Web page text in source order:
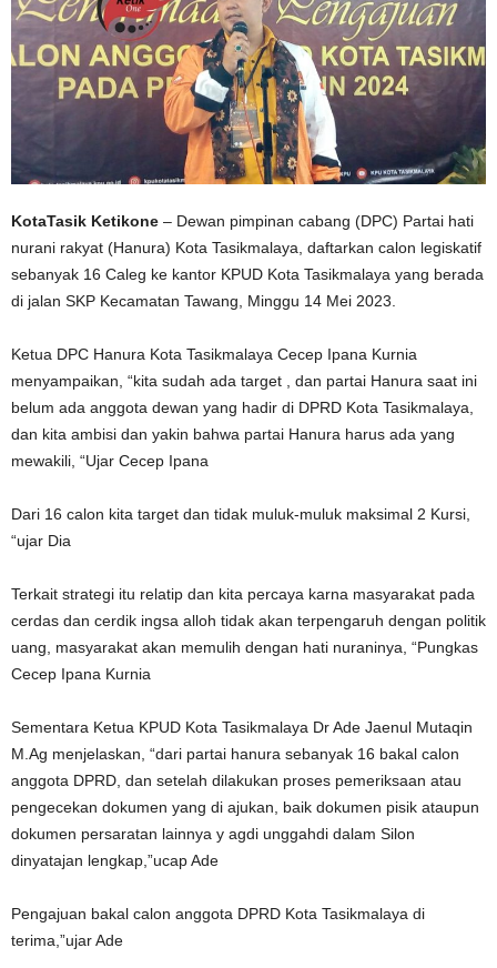
KotaTasik Ketikone – Dewan pimpinan cabang (DPC) Partai hati
nurani rakyat (Hanura) Kota Tasikmalaya, daftarkan calon legiskatif
sebanyak 16 Caleg ke kantor KPUD Kota Tasikmalaya yang berada
di jalan SKP Kecamatan Tawang, Minggu 14 Mei 2023.
Ketua DPC Hanura Kota Tasikmalaya Cecep Ipana Kurnia
menyampaikan, “kita sudah ada target , dan partai Hanura saat ini
belum ada anggota dewan yang hadir di DPRD Kota Tasikmalaya,
dan kita ambisi dan yakin bahwa partai Hanura harus ada yang
mewakili, “Ujar Cecep Ipana
Dari 16 calon kita target dan tidak muluk-muluk maksimal 2 Kursi,
“ujar Dia
Terkait strategi itu relatip dan kita percaya karna masyarakat pada
cerdas dan cerdik ingsa alloh tidak akan terpengaruh dengan politik
uang, masyarakat akan memulih dengan hati nuraninya, “Pungkas
Cecep Ipana Kurnia
Sementara Ketua KPUD Kota Tasikmalaya Dr Ade Jaenul Mutaqin
M.Ag menjelaskan, “dari partai hanura sebanyak 16 bakal calon
anggota DPRD, dan setelah dilakukan proses pemeriksaan atau
pengecekan dokumen yang di ajukan, baik dokumen pisik ataupun
dokumen persaratan lainnya y agdi unggahdi dalam Silon
dinyatajan lengkap,”ucap Ade
Pengajuan bakal calon anggota DPRD Kota Tasikmalaya di
terima,”ujar Ade